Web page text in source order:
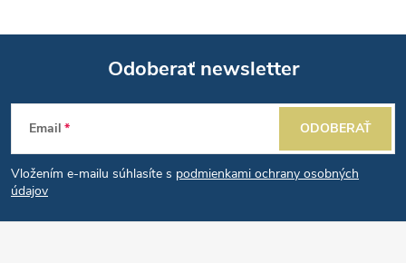
Z
á
p
Odoberať newsletter
Email
Vložením e-mailu súhlasíte s podmienkami ochrany osobných
údajov
ODOBERAŤ